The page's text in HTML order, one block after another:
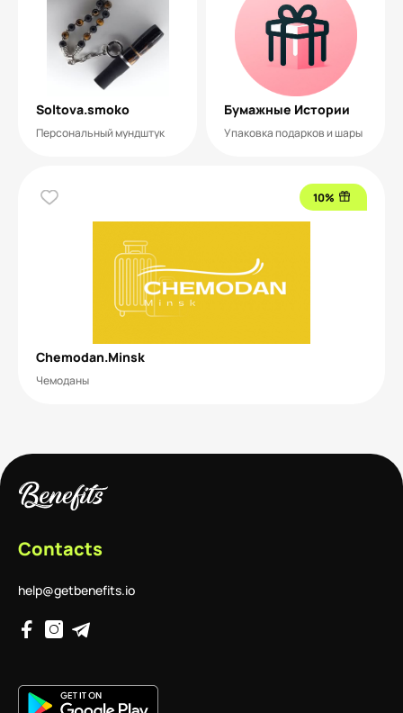
Soltova.smoko
Персональный мундштук
Бумажные Истории
Упаковка подарков и шары
10%
Chemodan.Minsk
Чемоданы
Contacts
help@getbenefits.io